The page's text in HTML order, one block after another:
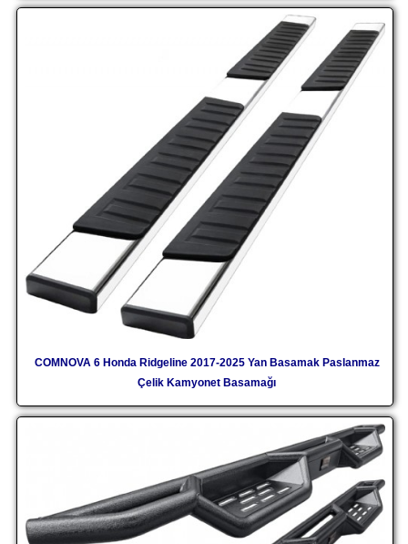
COMNOVA 6 Honda Ridgeline 2017-2025 Yan Basamak Paslanmaz
Çelik Kamyonet Basamağı